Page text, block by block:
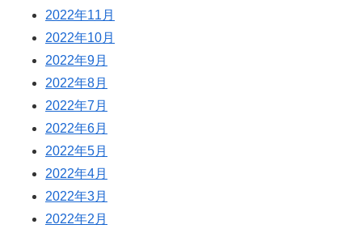
2022年11月
2022年10月
2022年9月
2022年8月
2022年7月
2022年6月
2022年5月
2022年4月
2022年3月
2022年2月